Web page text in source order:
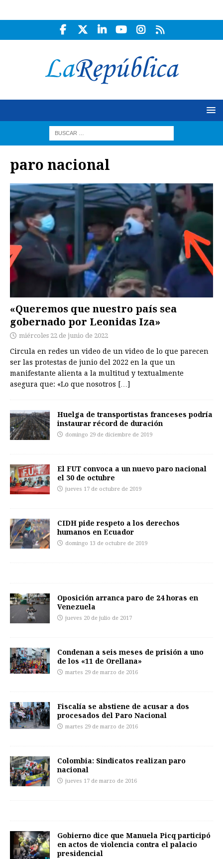
paro nacional
«Queremos que nuestro país sea
gobernado por Leonidas Iza»
miércoles 22 de junio de 2022
Circula en redes un video de un video de lo que parecen
ser las protestas de junio del 2022 en la que un
manifestante alienta a la multitud y textualmente
asegura que: «Lo que nosotros […]
Huelga de transportistas franceses podría
instaurar récord de duración
domingo 29 de diciembre de 2019
El FUT convoca a un nuevo paro nacional
el 30 de octubre
jueves 17 de octubre de 2019
CIDH pide respeto a los derechos
humanos en Ecuador
domingo 13 de octubre de 2019
Oposición arranca paro de 24 horas en
Venezuela
jueves 20 de julio de 2017
Condenan a seis meses de prisión a uno
de los «11 de Orellana»
martes 29 de marzo de 2016
Fiscalía se abstiene de acusar a dos
procesados del Paro Nacional
martes 29 de marzo de 2016
Colombia: Sindicatos realizan paro
nacional
jueves 17 de marzo de 2016
Gobierno dice que Manuela Picq participó
en actos de violencia contra el palacio
presidencial